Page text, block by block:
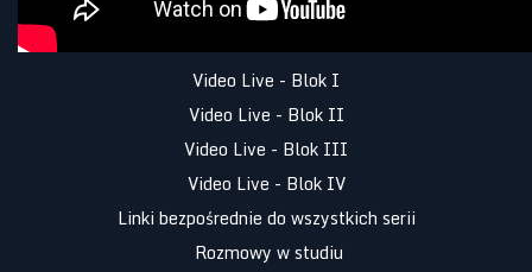
Video Live - Blok I
Video Live - Blok II
Video Live - Blok III
Video Live - Blok IV
Linki bezpośrednie do wszystkich serii
Rozmowy w studiu